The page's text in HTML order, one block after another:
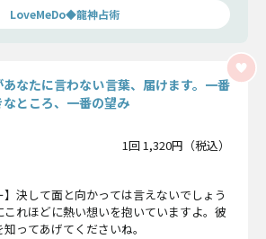
LoveMeDo◆龍神占術
あなたに言わない言葉、届けます。一番
なところ、一番の望み
1回 1,320円（税込）
】決して面と向かっては言えないでしょう
れほどに熱い想いを抱いていますよ。彼
ってあげてくださいね。